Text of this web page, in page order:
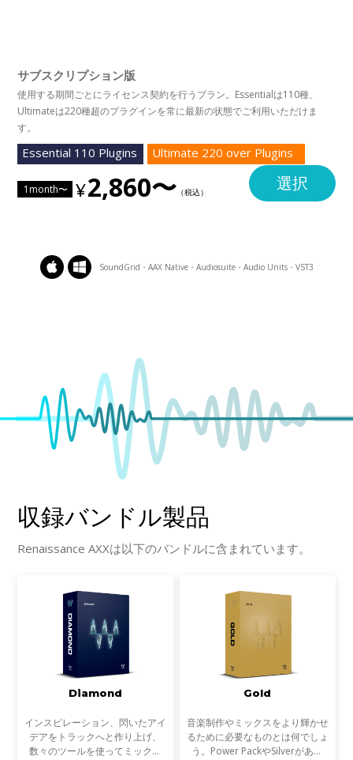
サブスクリプション版
使用する期間ごとにライセンス契約を行うプラン。Essentialは110種、
Ultimateは220種超のプラグインを常に最新の状態でご利用いただけま
す。
Essential 110 Plugins Ultimate 220 over Plugins
1month〜 2,860〜 選択
SoundGrid・AAX Native・Audiosuite・Audio Units・VST3
収録バンドル製品
Renaissance AXXは以下のバンドルに含まれています。
Diamond
インスピレーション、閃いたアイ
デアをトラックへと作り上げ、
数々のツールを使ってミックス
Gold
音楽制作やミックスをより輝かせ
るために必要なものとは何でしょ
う。Power PackやSilverがあれ